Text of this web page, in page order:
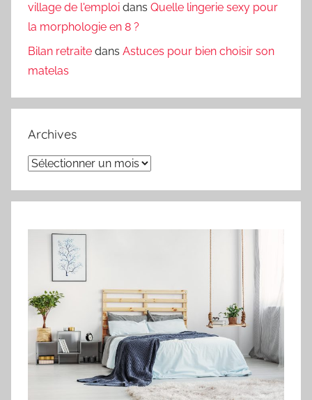
village de l'emploi dans Quelle lingerie sexy pour
la morphologie en 8 ?
Bilan retraite dans Astuces pour bien choisir son
matelas
Archives
Archives